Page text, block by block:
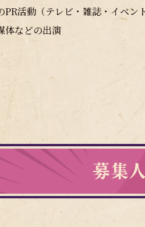
PR活動（テレビ・雑誌・イベン
体などの出演
募集